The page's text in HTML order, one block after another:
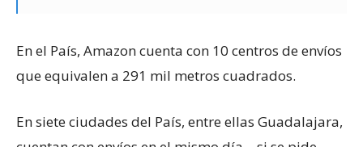
En el País, Amazon cuenta con 10 centros de envíos
que equivalen a 291 mil metros cuadrados.
En siete ciudades del País, entre ellas Guadalajara,